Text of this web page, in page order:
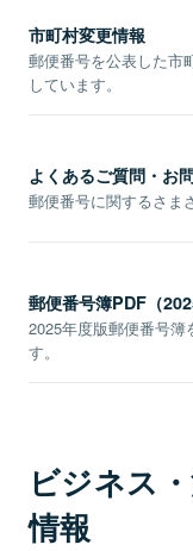
市町村変更情報
郵便番号を公表した市
しています。
よくあるご質問・お
郵便番号に関するさま
郵便番号簿PDF（
2025年度版郵便番号簿
す。
ビジネス
情報